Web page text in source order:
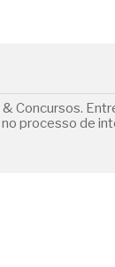
Concursos.
processo de